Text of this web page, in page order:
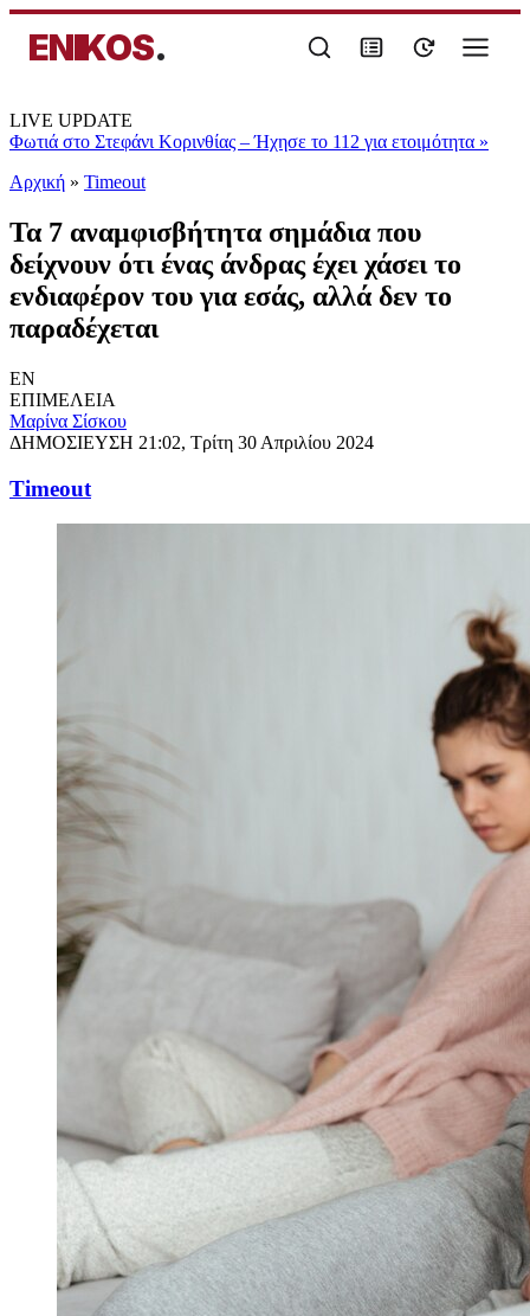
ENIKOS.
LIVE UPDATE
Φωτιά στο Στεφάνι Κορινθίας – Ήχησε το 112 για ετοιμότητα »
Αρχική » Timeout
Τα 7 αναμφισβήτητα σημάδια που
δείχνουν ότι ένας άνδρας έχει χάσει το
ενδιαφέρον του για εσάς, αλλά δεν το
παραδέχεται
EN
ΕΠΙΜΕΛΕΙΑ
Μαρίνα Σίσκου
ΔΗΜΟΣΙΕΥΣΗ 21:02, Τρίτη 30 Απριλίου 2024
Timeout